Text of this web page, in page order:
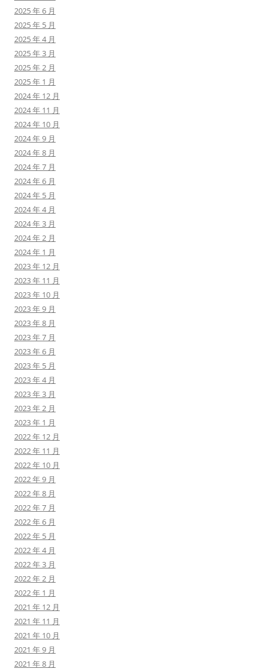
2025 年 6 月
2025 年 5 月
2025 年 4 月
2025 年 3 月
2025 年 2 月
2025 年 1 月
2024 年 12 月
2024 年 11 月
2024 年 10 月
2024 年 9 月
2024 年 8 月
2024 年 7 月
2024 年 6 月
2024 年 5 月
2024 年 4 月
2024 年 3 月
2024 年 2 月
2024 年 1 月
2023 年 12 月
2023 年 11 月
2023 年 10 月
2023 年 9 月
2023 年 8 月
2023 年 7 月
2023 年 6 月
2023 年 5 月
2023 年 4 月
2023 年 3 月
2023 年 2 月
2023 年 1 月
2022 年 12 月
2022 年 11 月
2022 年 10 月
2022 年 9 月
2022 年 8 月
2022 年 7 月
2022 年 6 月
2022 年 5 月
2022 年 4 月
2022 年 3 月
2022 年 2 月
2022 年 1 月
2021 年 12 月
2021 年 11 月
2021 年 10 月
2021 年 9 月
2021 年 8 月